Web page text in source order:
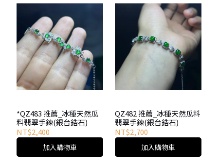
*QZ483 推薦_冰種天然瓜
料翡翠手鍊(銀台鋯石)
NT$2,400
加入購物車
QZ482 推薦_冰種天然瓜料
翡翠手鍊(銀台鋯石)
NT$2,700
加入購物車